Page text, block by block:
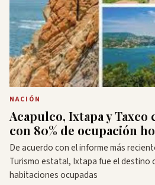
NACIÓN
Acapulco, Ixtapa y
con 80% de ocupación
De acuerdo con el informe más
Turismo estatal, Ixtapa fue el destino
habitaciones ocupadas